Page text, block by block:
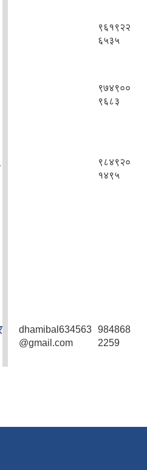
९६१९२२
६५३५
९७४९००
९६८३
९८४९२०
१४९५
dhamibal634563
@gmail.com
984868
2259